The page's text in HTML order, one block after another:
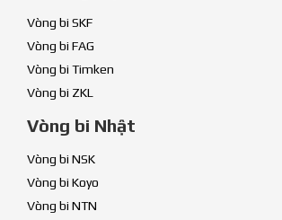
Vòng bi SKF
Vòng bi FAG
Vòng bi Timken
Vòng bi ZKL
Vòng bi Nhật
Vòng bi NSK
Vòng bi Koyo
Vòng bi NTN